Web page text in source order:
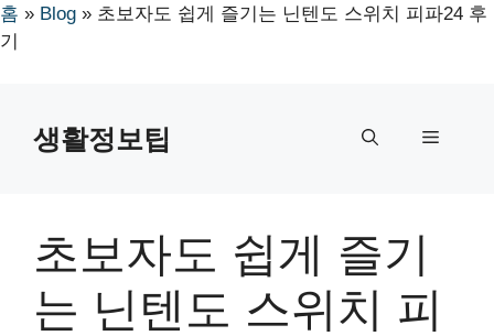
홈 » Blog » 초보자도 쉽게 즐기는 닌텐도 스위치 피파24 후
기
생활정보팁 메
초보자도 쉽게 즐기
는 닌텐도 스위치 피